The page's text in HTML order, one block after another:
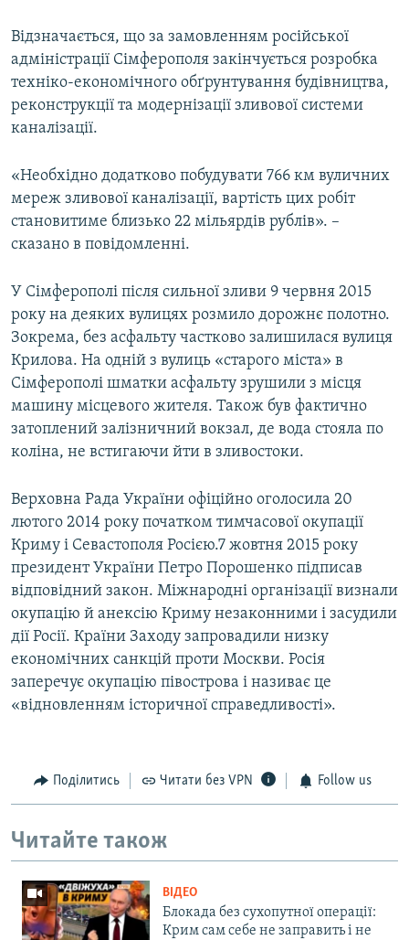
Відзначається, що за замовленням російської
адміністрації Сімферополя закінчується розробка
техніко-економічного обґрунтування будівництва,
реконструкції та модернізації зливової системи
каналізації.
«Необхідно додатково побудувати 766 км вуличних
мереж зливової каналізації, вартість цих робіт
становитиме близько 22 мільярдів рублів». –
сказано в повідомленні.
У Сімферополі після сильної зливи 9 червня 2015
року на деяких вулицях розмило дорожнє полотно.
Зокрема, без асфальту частково залишилася вулиця
Крилова. На одній з вулиць «старого міста» в
Сімферополі шматки асфальту зрушили з місця
машину місцевого жителя. Також був фактично
затоплений залізничний вокзал, де вода стояла по
коліна, не встигаючи йти в зливостоки.
Верховна Рада України офіційно оголосила 20
лютого 2014 року початком тимчасової окупації
Криму і Севастополя Росією.7 жовтня 2015 року
президент України Петро Порошенко підписав
відповідний закон. Міжнародні організації визнали
окупацію й анексію Криму незаконними і засудили
дії Росії. Країни Заходу запровадили низку
економічних санкцій проти Москви. Росія
заперечує окупацію півострова і називає це
«відновленням історичної справедливості».
Поділитись Читати без VPN Follow us
Читайте також
ВІДЕО
Блокада без сухопутної операції:
Крим сам себе не заправить і не